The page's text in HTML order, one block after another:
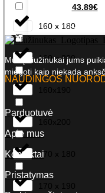
160 x 180
160 x 200
160x190
160x200
170 x 180
170 x 190
43.89€
Mūsų čiužinukai jums
miegoti kaip niekada
NAUDINGOS
Parduotuvė
Apie mus
Kontaktai
Pristatymas